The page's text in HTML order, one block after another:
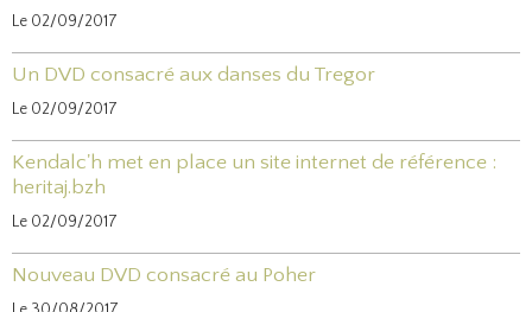
Le 02/09/2017
Un DVD consacré aux danses du Tregor
Le 02/09/2017
Kendalc'h met en place un site internet de référence :
heritaj.bzh
Le 02/09/2017
Nouveau DVD consacré au Poher